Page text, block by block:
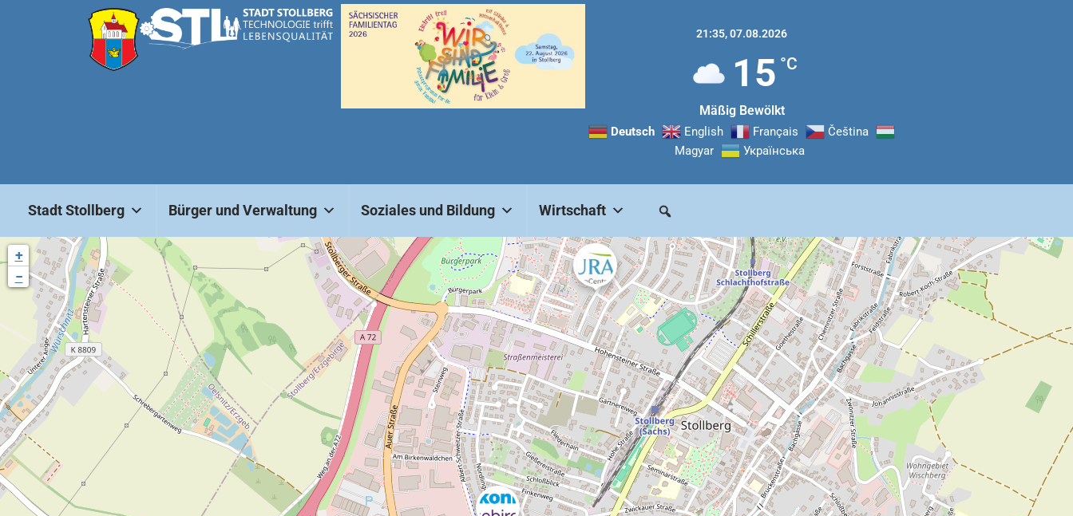
21:35,07.08.2026
15 °C
Mäßig Bewölkt
Deutsch English Français
Čeština‎
Magyar
Українська
Stadt Stollberg Bürger und Verwaltung Soziales und Bildung Wirtschaft
+
−